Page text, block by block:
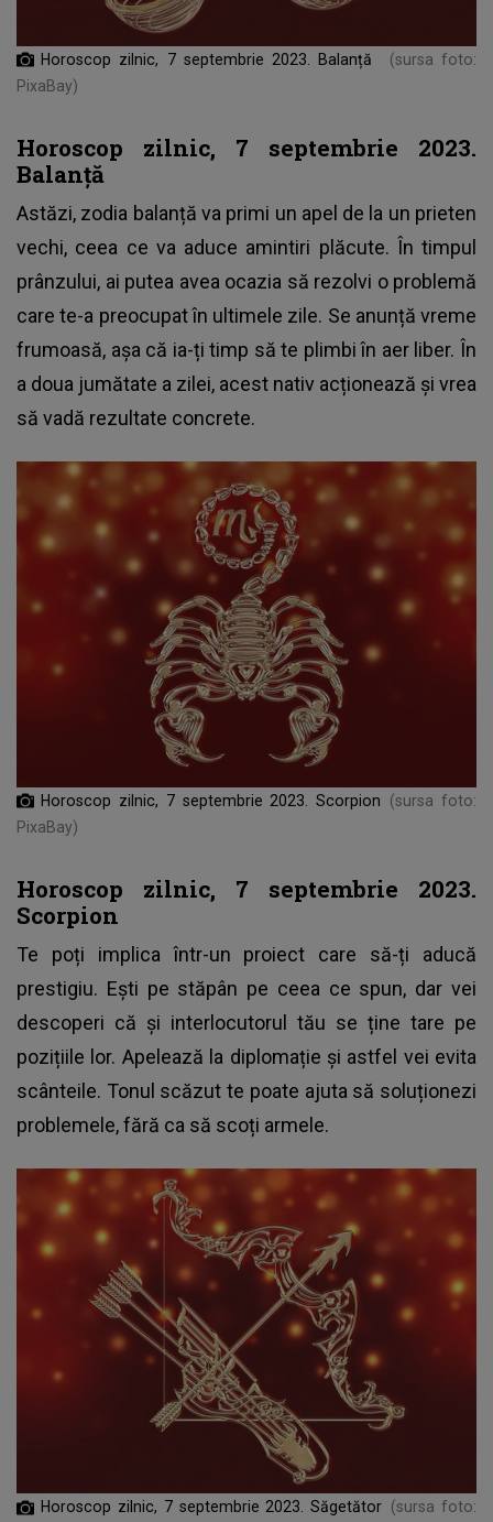
Horoscop zilnic, 7 septembrie 2023. Balanță
(sursa foto:
PixaBay)
Horoscop zilnic, 7 septembrie 2023.
Balanță
Astăzi, zodia balanță va primi un apel de la un prieten
vechi, ceea ce va aduce amintiri plăcute. În timpul
prânzului, ai putea avea ocazia să rezolvi o problemă
care te-a preocupat în ultimele zile. Se anunță vreme
frumoasă, așa că ia-ți timp să te plimbi în aer liber. În
a doua jumătate a zilei, acest nativ acționează și vrea
să vadă rezultate concrete.
Horoscop zilnic, 7 septembrie 2023. Scorpion
(sursa foto:
PixaBay)
Horoscop zilnic, 7 septembrie 2023.
Scorpion
Te poți implica într-un proiect care să-ți aducă
prestigiu. Ești pe stăpân pe ceea ce spun, dar vei
descoperi că și interlocutorul tău se ține tare pe
pozițiile lor. Apelează la diplomație și astfel vei evita
scânteile. Tonul scăzut te poate ajuta să soluționezi
problemele, fără ca să scoți armele.
Horoscop zilnic, 7 septembrie 2023. Săgetător (sursa foto: